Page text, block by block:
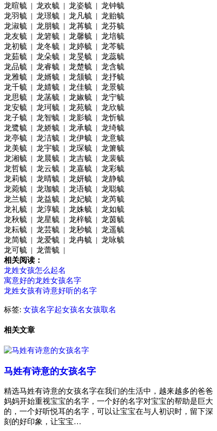
龙暄毓 | 龙欢毓 | 龙姿毓 | 龙钟毓
龙羽毓 | 龙璟毓 | 龙凡毓 | 龙贻毓
龙淑毓 | 龙朋毓 | 龙苒毓 | 龙芬毓
龙友毓 | 龙箬毓 | 龙馨毓 | 龙培毓
龙初毓 | 龙冬毓 | 龙婷毓 | 龙芩毓
龙茹毓 | 龙朵毓 | 龙旻毓 | 龙蕊毓
龙品毓 | 龙睿毓 | 龙楚毓 | 龙含毓
龙雅毓 | 龙婿毓 | 龙颔毓 | 龙抒毓
龙千毓 | 龙婧毓 | 龙佳毓 | 龙景毓
龙思毓 | 龙菡毓 | 龙婌毓 | 龙宁毓
龙安毓 | 龙珂毓 | 龙苑毓 | 龙欣毓
龙子毓 | 龙智毓 | 龙影毓 | 龙忻毓
龙鹭毓 | 龙娇毓 | 龙承毓 | 龙绮毓
龙亭毓 | 龙洁毓 | 龙伊毓 | 龙意毓
龙美毓 | 龙宇毓 | 龙琛毓 | 龙箫毓
龙湘毓 | 龙晨毓 | 龙吉毓 | 龙裴毓
龙哲毓 | 龙云毓 | 龙嘉毓 | 龙彩毓
龙莉毓 | 龙晴毓 | 龙妍毓 | 龙静毓
龙菀毓 | 龙珈毓 | 龙语毓 | 龙聪毓
龙兰毓 | 龙益毓 | 龙妃毓 | 龙芮毓
龙礼毓 | 龙淳毓 | 龙姝毓 | 龙如毓
龙秋毓 | 龙星毓 | 龙梓毓 | 龙茵毓
龙耘毓 | 龙芸毓 | 龙秒毓 | 龙遥毓
龙简毓 | 龙爱毓 | 龙冉毓 | 龙咏毓
龙可毓 | 龙蕾毓 |
相关阅读：
龙姓女孩怎么起名
寓意好的龙姓女孩名字
龙姓女孩有诗意好听的名字
标签: 女孩名字起女孩名女孩取名
相关文章
马姓有诗意的女孩名字
精选马姓有诗意的女孩名字在我们的生活中，越来越多的爸爸
妈妈开始重视宝宝的名字，一个好的名字对宝宝的帮助是巨大
的，一个好听悦耳的名字，可以让宝宝在与人初识时，留下深
刻的好印象，让宝宝…